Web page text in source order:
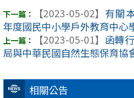
相關公告
【2023-05-02】 有關
年度國民中小學戶外教育中心
【2023-05-01】 函轉
局與中華民國自然生態保育協